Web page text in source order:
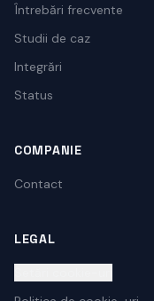
Întrebări frecvente
Studii de caz
Integrări
Status
COMPANIE
Contact
LEGAL